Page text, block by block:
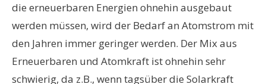
die erneuerbaren Energien ohnehin ausgebaut
werden müssen, wird der Bedarf an Atomstrom mit
den Jahren immer geringer werden. Der Mix aus
Erneuerbaren und Atomkraft ist ohnehin sehr
schwierig, da z.B., wenn tagsüber die Solarkraft